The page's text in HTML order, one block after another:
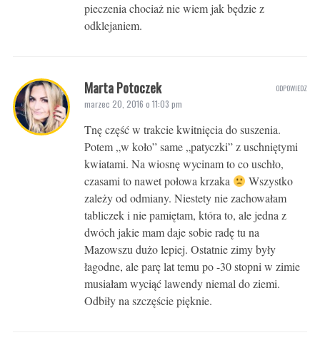
pieczenia chociaż nie wiem jak będzie z
odklejaniem.
Marta Potoczek
marzec 20, 2016 o 11:03 pm
Tnę część w trakcie kwitnięcia do suszenia.
Potem „w koło” same „patyczki” z uschniętymi
kwiatami. Na wiosnę wycinam to co uschło,
czasami to nawet połowa krzaka
Wszystko
zależy od odmiany. Niestety nie zachowałam
tabliczek i nie pamiętam, która to, ale jedna z
dwóch jakie mam daje sobie radę tu na
Mazowszu dużo lepiej. Ostatnie zimy były
łagodne, ale parę lat temu po -30 stopni w zimie
musiałam wyciąć lawendy niemal do ziemi.
Odbiły na szczęście pięknie.
ODPOWIEDZ